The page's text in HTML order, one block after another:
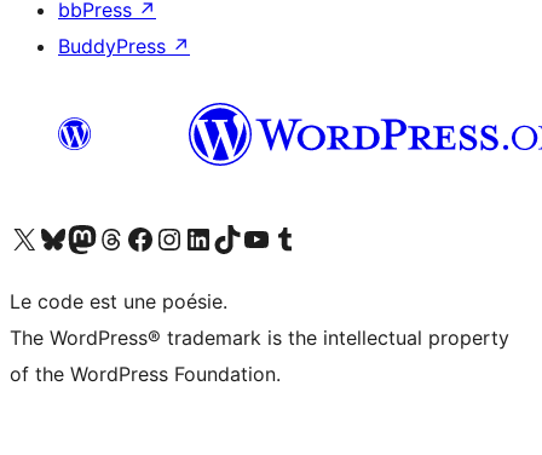
bbPress ↗
BuddyPress ↗
Visitez notre compte X (précédemment Twitter)
Visiter notre compte Bluesky
Visiter notre compte Mastodon
Visiter notre compte Threads
Consulter notre compte Facebook
Consulter notre compte Instagram
Consulter notre compte LinkedIn
Visiter notre compte TokTok
Visiter notre chaîne YouTube
Visiter notre compte Tumblr
Le code est une poésie.
The WordPress® trademark is the intellectual property
of the WordPress Foundation.